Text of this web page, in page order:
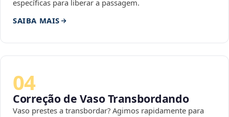
específicas para liberar a passagem.
SAIBA MAIS
04
Correção de Vaso Transbordando
Vaso prestes a transbordar? Agimos rapidamente para